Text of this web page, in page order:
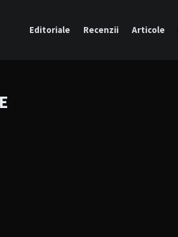
Editoriale Recenzii Articole